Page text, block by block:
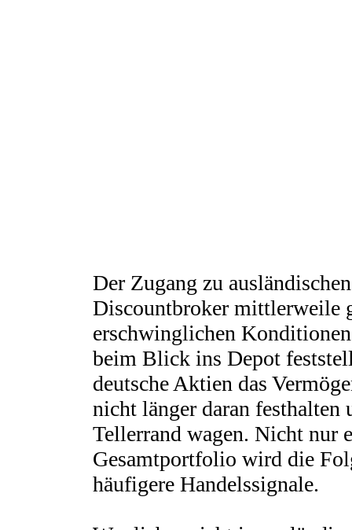
Der Zugang zu
Discountbroker mittlerweile
erschwinglichen
beim Blick ins Depot
deutsche Aktien das
nicht länger daran festhalten
Tellerrand wagen. Nicht nur
Gesamtportfolio wird die
häufigere Handelssignale.